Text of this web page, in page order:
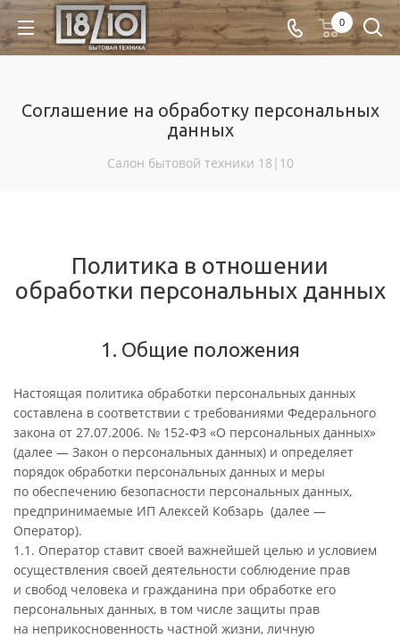
0
Соглашение на обработку персональных
данных
Салон бытовой техники 18|10
Политика в отношении
обработки персональных данных
1. Общие положения
Настоящая политика обработки персональных данных
составлена в соответствии с требованиями Федерального
закона от 27.07.2006. № 152-ФЗ «О персональных данных»
(далее — Закон о персональных данных) и определяет
порядок обработки персональных данных и меры
по обеспечению безопасности персональных данных,
предпринимаемые ИП Алексей Кобзарь (далее —
Оператор).
1.1. Оператор ставит своей важнейшей целью и условием
осуществления своей деятельности соблюдение прав
и свобод человека и гражданина при обработке его
персональных данных, в том числе защиты прав
на неприкосновенность частной жизни, личную